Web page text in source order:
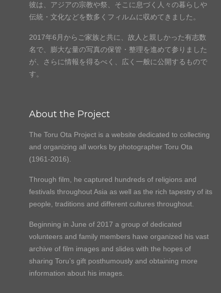
彼は、アジアの宗教や祭、そこに息づく人々の暮らしや
伝統・文化などを数多くフィルムに収めてきました。
2017年6月からご家族と共に、故人と親しかった有志数
名で、膨大な量の写真の保管・整理を進めて参りました
が、さらに情報を得るべく、広く一般に公開するもので
す。
About the Project
The Toru Ota Project is a website dedicated to collecting
and organizing all works by photographer Toru Ota
(1961-2016).
Through film, he captured hundreds of religions and
festivals throughout Asia as well as the rich tapestry of its
people, traditions and different cultures throughout.
Beginning in June of 2017 a group of dedicated
volunteers and family members have organized his vast
archive of film images and slides with the hopes of
sharing Toru’s gift posthumously and obtaining more
information about his images.